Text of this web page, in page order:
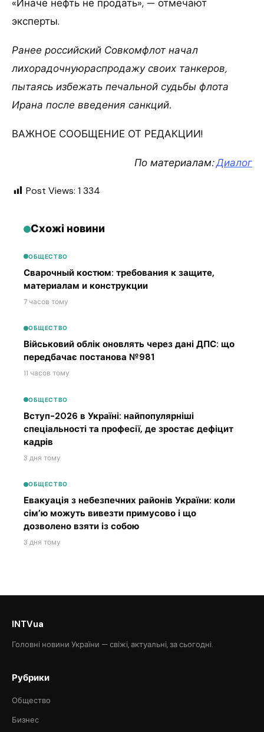
«Иначе нефть не продать», — отмечают
эксперты.
Ранее российский Совкомфлот начал
лихорадочнуюраспродажу своих танкеров,
пытаясь избежать печальной судьбы флота
Ирана после введения санкций.
ВАЖНОЕ СООБЩЕНИЕ ОТ РЕДАКЦИИ!
По материалам:Диалог
Post Views: 1 334
Схожі новини
ОБЩЕСТВО
Сварочный костюм: требования к защите,
материалам и конструкции
7 часов тому
ОБЩЕСТВО
Військовий облік оновлять через дані ДПС: що
передбачає постанова №981
11 часов тому
ОБЩЕСТВО
Вступ-2026 в Україні: найпопулярніші
спеціальності та професії, де зростає дефіцит
кадрів
3 дня тому
ОБЩЕСТВО
Евакуація з небезпечних районів України: коли
сім’ю можуть вивезти примусово і що
дозволено взяти із собою
3 дня тому
INTVua
Головні новини України — свіжі, актуальні, за сьогодні.
Рубрики
Общество
Бизнес